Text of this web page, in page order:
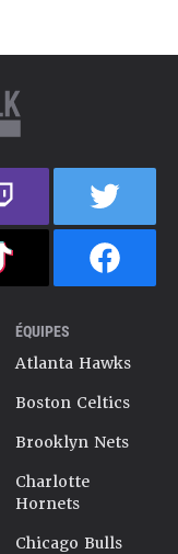
ÉQUIPES
Atlanta Hawks
Boston Celtics
Brooklyn Nets
Charlotte
Hornets
Chicago Bulls